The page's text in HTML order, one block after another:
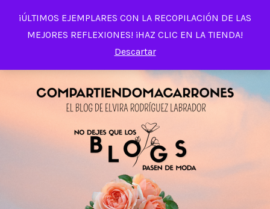
¡ÚLTIMOS EJEMPLARES CON LA RECOPILACIÓN DE LAS
MEJORES REFLEXIONES! ¡HAZ CLIC EN LA TIENDA!
Descartar
contenido